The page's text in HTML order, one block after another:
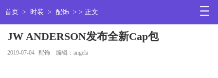
首页 > 时装 > 配饰 > > 正文
JW ANDERSON发布全新Cap包
2019-07-04 配饰 编辑：angela